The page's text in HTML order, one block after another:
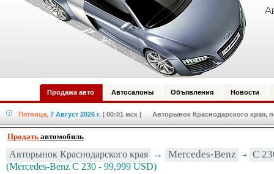
Продажа авто Автосалоны Объявления Новости
Пятница, 7 Август 2026 г. | 00:01 мск | Авторынок Краснодарского края,
Продать автомобиль
Авторынок Краснодарского края → Mercedes-Benz
C
(Mercedes-Benz C 230 - 99,999 USD)